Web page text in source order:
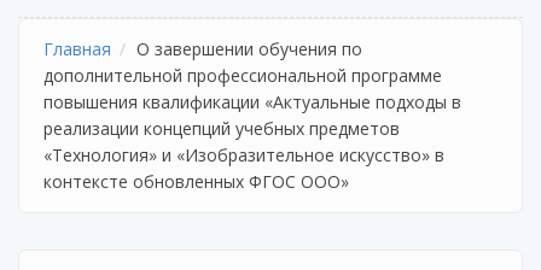
Главная
О завершении обучения по
дополнительной профессиональной программе
повышения квалификации «Актуальные подходы в
реализации концепций учебных предметов
«Технология» и «Изобразительное искусство» в
контексте обновленных ФГОС ООО»